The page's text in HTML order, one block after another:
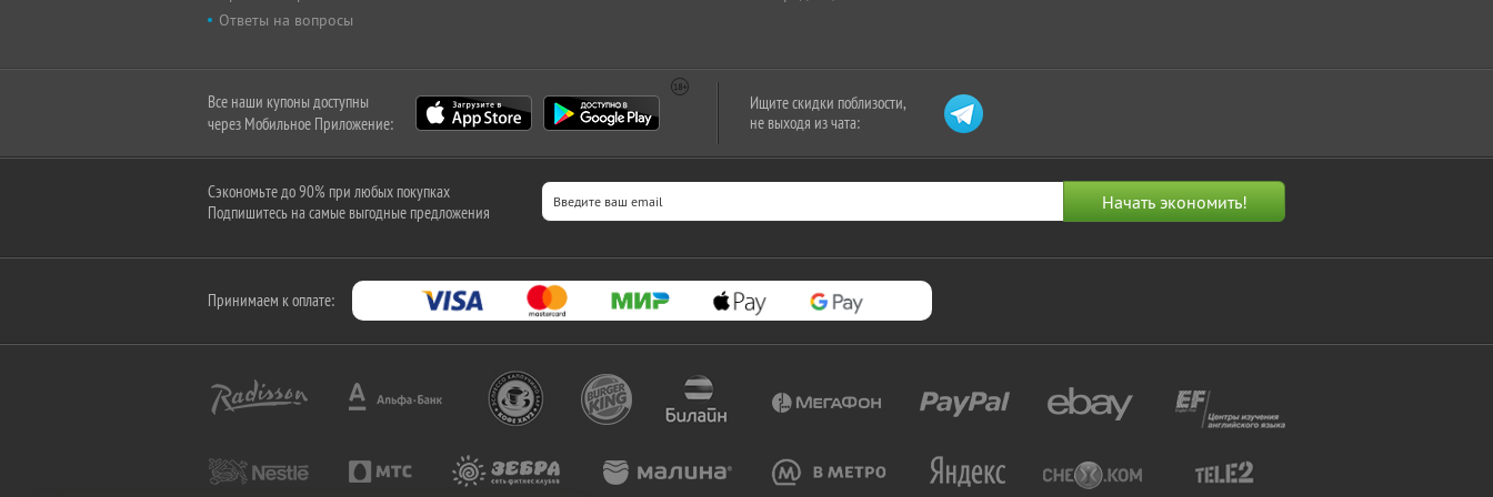
Ответы на вопросы
Все наши купоны доступны
через Мобильное Приложение:
Ищите скидки поблизости,
не выходя из чата:
Сэкономьте до 90% при любых покупках
Подпишитесь на самые выгодные предложения
Принимаем к оплате: